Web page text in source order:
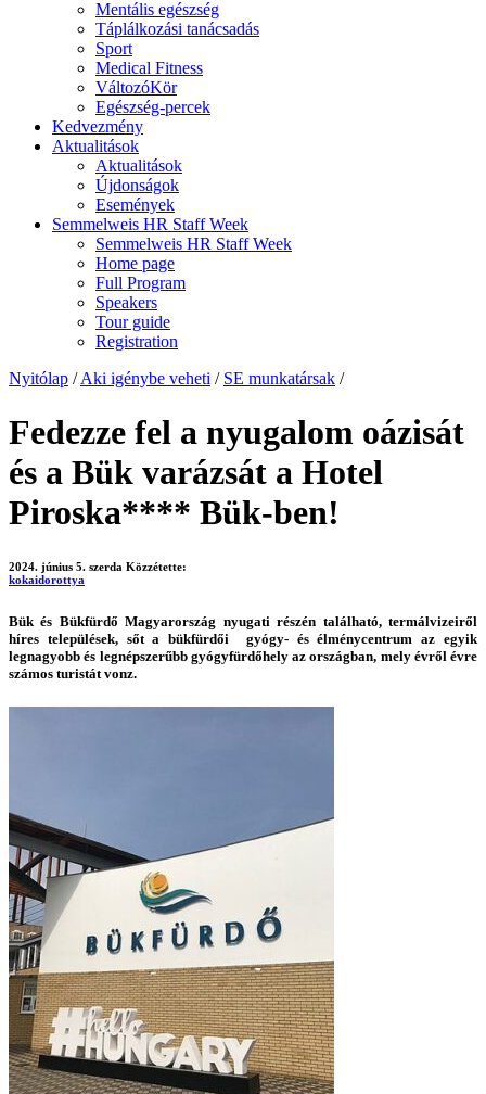
Mentális egészség
Táplálkozási tanácsadás
Sport
Medical Fitness
VáltozóKör
Egészség-percek
Kedvezmény
Aktualitások
Aktualitások
Újdonságok
Események
Semmelweis HR Staff Week
Semmelweis HR Staff Week
Home page
Full Program
Speakers
Tour guide
Registration
Nyitólap / Aki igénybe veheti / SE munkatársak /
Fedezze fel a nyugalom oázisát
és a Bük varázsát a Hotel
Piroska**** Bük-ben!
2024. június 5. szerda Közzétette:
kokaidorottya
Bük és Bükfürdő Magyarország nyugati részén található, termálvizeiről
híres települések, sőt a bükfürdői gyógy- és élménycentrum az egyik
legnagyobb és legnépszerűbb gyógyfürdőhely az országban, mely évről évre
számos turistát vonz.